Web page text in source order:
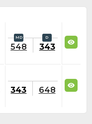
548 343
343 648